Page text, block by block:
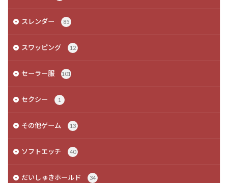
スレンダー 85
スワッピング 12
セーラー服 101
セクシー 1
その他ゲーム 13
ソフトエッチ 40
だいしゅきホールド 34